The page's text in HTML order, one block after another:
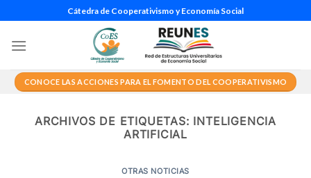
al
contenido
Cátedra de Cooperativismo y Economía Social
CONOCE LAS ACCIONES PARA EL FOMENTO DEL COOPERATIVISMO
ARCHIVOS DE ETIQUETAS: INTELIGENCIA
ARTIFICIAL
OTRAS NOTICIAS